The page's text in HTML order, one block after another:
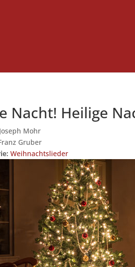
Nacht! Heilige
Joseph Mohr
Gruber
Weihnachtslieder